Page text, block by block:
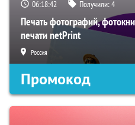
06:18:40 Получили:4
Печать фотографий,
печати netPrint
Россия
Промокод